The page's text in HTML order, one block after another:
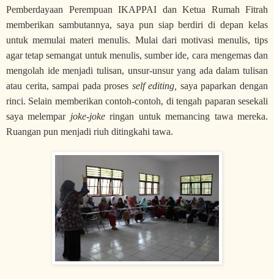
Pemberdayaan Perempuan IKAPPAI dan Ketua Rumah Fitrah
memberikan sambutannya, saya pun siap berdiri di depan kelas
untuk memulai materi menulis. Mulai dari motivasi menulis, tips
agar tetap semangat untuk menulis, sumber ide, cara mengemas dan
mengolah ide menjadi tulisan, unsur-unsur yang ada dalam tulisan
atau cerita, sampai pada proses self editing, saya paparkan dengan
rinci. Selain memberikan contoh-contoh, di tengah paparan sesekali
saya melempar joke-jokeringan untuk memancing tawa mereka.
Ruangan pun menjadi riuh ditingkahi tawa.